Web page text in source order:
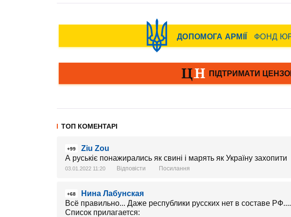
ТОП КОМЕНТАРІ
+99
Ziu Zou
А руськіє понажирались як свині і марять як Україну захопити
03.01.2022 11:20 Відповісти Посилання
+68
Нина Лабунская
Всё правильно... Даже республики русских нет в составе РФ....
Список прилагается: